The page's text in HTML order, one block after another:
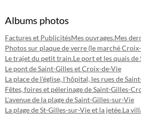
Albums photos
Factures et PublicitésMes ouvrages.Mes
Photos sur plaque de verre (le marché
Le trajet du petit train.Le port et les quais
Le pont de Saint-Gilles et Croix-de-Vie
La place de l'église, l'hôpital, les rues de
Fêtes, foires et pélerinage de Saint-Gilles-
L'avenue de la plage de Saint-Gilles-sur-Vie
La plage de St-Gilles-sur-Vie et la jetée.La